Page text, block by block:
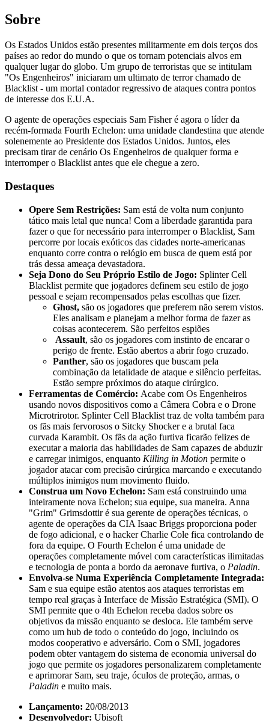
Sobre
Os Estados Unidos estão presentes militarmente em dois terços dos
países ao redor do mundo o que os tornam potenciais alvos em
qualquer lugar do globo. Um grupo de terroristas que se intitulam
"Os Engenheiros" iniciaram um ultimato de terror chamado de
Blacklist - um mortal contador regressivo de ataques contra pontos
de interesse dos E.U.A.
O agente de operações especiais Sam Fisher é agora o líder da
recém-formada Fourth Echelon: uma unidade clandestina que atende
solenemente ao Presidente dos Estados Unidos. Juntos, eles
precisam tirar de cenário Os Engenheiros de qualquer forma e
interromper o Blacklist antes que ele chegue a zero.
Destaques
Opere Sem Restrições: Sam está de volta num conjunto
tático mais letal que nunca! Com a liberdade garantida para
fazer o que for necessário para interromper o Blacklist, Sam
percorre por locais exóticos das cidades norte-americanas
enquanto corre contra o relógio em busca de quem está por
trás dessa ameaça devastadora.
Seja Dono do Seu Próprio Estilo de Jogo: Splinter Cell
Blacklist permite que jogadores definem seu estilo de jogo
pessoal e sejam recompensados pelas escolhas que fizer.
Ghost, são os jogadores que preferem não serem vistos.
Eles analisam e planejam a melhor forma de fazer as
coisas acontecerem. São perfeitos espiões
Assault, são os jogadores com instinto de encarar o
perigo de frente. Estão abertos a abrir fogo cruzado.
Panther, são os jogadores que buscam pela
combinação da letalidade de ataque e silêncio perfeitas.
Estão sempre próximos do ataque cirúrgico.
Ferramentas de Comércio: Acabe com Os Engenheiros
usando novos dispositivos como a Câmera Cobra e o Drone
Microtrirotor. Splinter Cell Blacklist traz de volta também para
os fãs mais fervorosos o Sitcky Shocker e a brutal faca
curvada Karambit. Os fãs da ação furtiva ficarão felizes de
executar a maioria das habilidades de Sam capazes de abduzir
e carregar inimigos, enquanto Killing in Motion permite o
jogador atacar com precisão cirúrgica marcando e executando
múltiplos inimigos num movimento fluido.
Construa um Novo Echelon: Sam está construindo uma
inteiramente nova Echelon; sua equipe, sua maneira. Anna
"Grim" Grimsdottir é sua gerente de operações técnicas, o
agente de operações da CIA Isaac Briggs proporciona poder
de fogo adicional, e o hacker Charlie Cole fica controlando de
fora da equipe. O Fourth Echelon é uma unidade de
operações completamente móvel com características ilimitadas
e tecnologia de ponta a bordo da aeronave furtiva, o Paladin.
Envolva-se Numa Experiência Completamente Integrada:
Sam e sua equipe estão atentos aos ataques terroristas em
tempo real graças à Interface de Missão Estratégica (SMI). O
SMI permite que o 4th Echelon receba dados sobre os
objetivos da missão enquanto se desloca. Ele também serve
como um hub de todo o conteúdo do jogo, incluindo os
modos cooperativo e adversário. Com o SMI, jogadores
podem obter vantagem do sistema de economia universal do
jogo que permite os jogadores personalizarem completamente
e aprimorar Sam, seu traje, óculos de proteção, armas, o
Paladin e muito mais.
Lançamento: 20/08/2013
Desenvolvedor: Ubisoft